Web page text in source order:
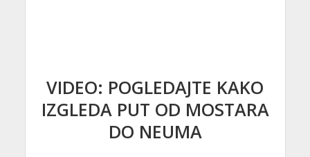
VIDEO: POGLEDAJTE KAKO
IZGLEDA PUT OD MOSTARA
DO NEUMA